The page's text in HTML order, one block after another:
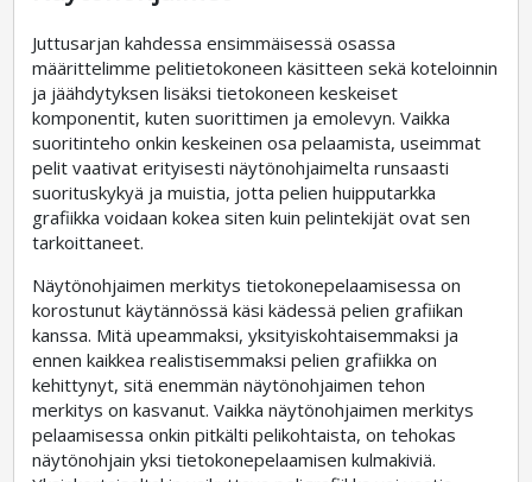
Juttusarjan kahdessa ensimmäisessä osassa
määrittelimme pelitietokoneen käsitteen sekä koteloinnin
ja jäähdytyksen lisäksi tietokoneen keskeiset
komponentit, kuten suorittimen ja emolevyn. Vaikka
suoritinteho onkin keskeinen osa pelaamista, useimmat
pelit vaativat erityisesti näytönohjaimelta runsaasti
suorituskykyä ja muistia, jotta pelien huipputarkka
grafiikka voidaan kokea siten kuin pelintekijät ovat sen
tarkoittaneet.
Näytönohjaimen merkitys tietokonepelaamisessa on
korostunut käytännössä käsi kädessä pelien grafiikan
kanssa. Mitä upeammaksi, yksityiskohtaisemmaksi ja
ennen kaikkea realistisemmaksi pelien grafiikka on
kehittynyt, sitä enemmän näytönohjaimen tehon
merkitys on kasvanut. Vaikka näytönohjaimen merkitys
pelaamisessa onkin pitkälti pelikohtaista, on tehokas
näytönohjain yksi tietokonepelaamisen kulmakiviä.